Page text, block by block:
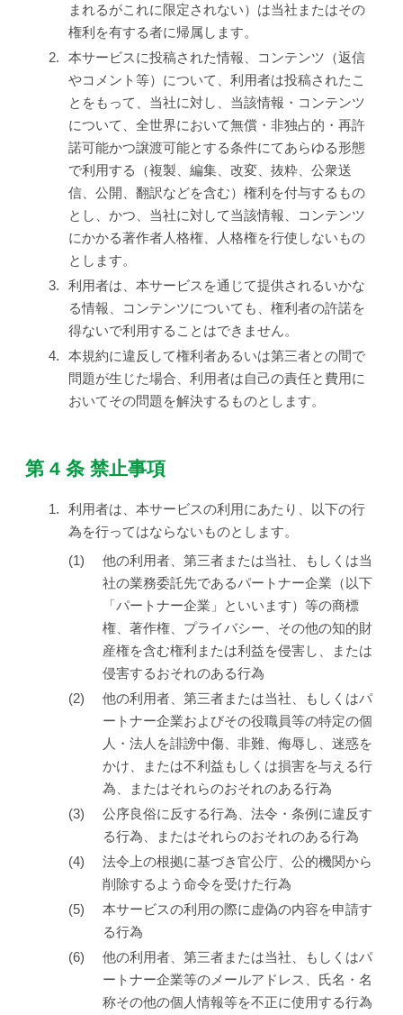
まれるがこれに限定されない）は当社またはその
権利を有する者に帰属します。
2.
本サービスに投稿された情報、コンテンツ（返信
やコメント等）について、利用者は投稿されたこ
とをもって、当社に対し、当該情報・コンテンツ
について、全世界において無償・非独占的・再許
諾可能かつ譲渡可能とする条件にてあらゆる形態
で利用する（複製、編集、改変、抜粋、公衆送
信、公開、翻訳などを含む）権利を付与するもの
とし、かつ、当社に対して当該情報、コンテンツ
にかかる著作者人格権、人格権を行使しないもの
とします。
3.
利用者は、本サービスを通じて提供されるいかな
る情報、コンテンツについても、権利者の許諾を
得ないで利用することはできません。
4.
本規約に違反して権利者あるいは第三者との間で
問題が生じた場合、利用者は自己の責任と費用に
おいてその問題を解決するものとします。
第 4 条 禁止事項
1.
利用者は、本サービスの利用にあたり、以下の行
為を行ってはならないものとします。
他の利用者、第三者または当社、もしくは当
社の業務委託先であるパートナー企業（以下
「パートナー企業」といいます）等の商標
権、著作権、プライバシー、その他の知的財
産権を含む権利または利益を侵害し、または
侵害するおそれのある行為
他の利用者、第三者または当社、もしくはパ
ートナー企業およびその役職員等の特定の個
人・法人を誹謗中傷、非難、侮辱し、迷惑を
かけ、または不利益もしくは損害を与える行
為、またはそれらのおそれのある行為
公序良俗に反する行為、法令・条例に違反す
る行為、またはそれらのおそれのある行為
法令上の根拠に基づき官公庁、公的機関から
削除するよう命令を受けた行為
本サービスの利用の際に虚偽の内容を申請す
る行為
他の利用者、第三者または当社、もしくはパ
ートナー企業等のメールアドレス、氏名・名
称その他の個人情報等を不正に使用する行為